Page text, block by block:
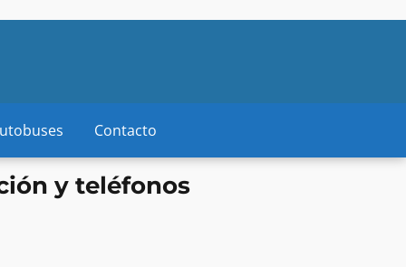
Contacto
y teléfonos